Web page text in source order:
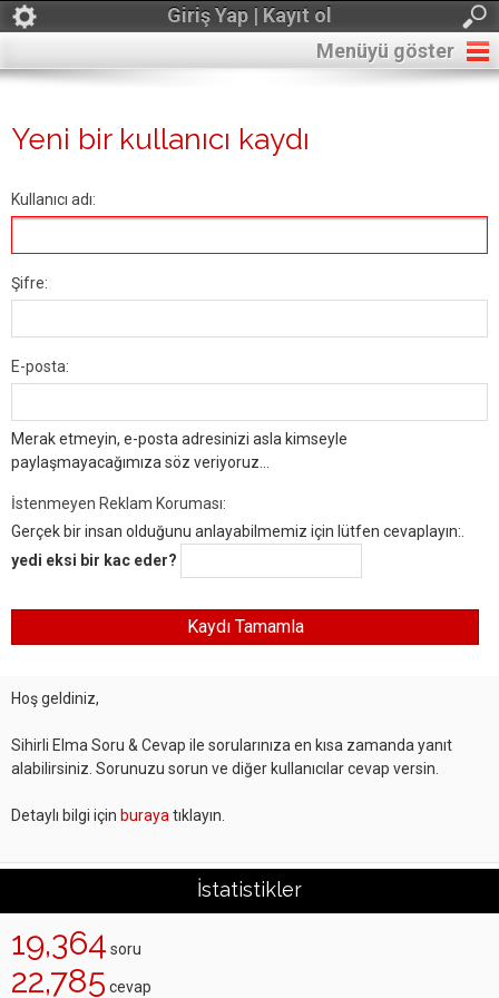
Giriş Yap | Kayıt ol
Menüyü göster
Yeni bir kullanıcı kaydı
Kullanıcı adı:
Şifre:
E-posta:
Merak etmeyin, e-posta adresinizi asla kimseyle
paylaşmayacağımıza söz veriyoruz...
İstenmeyen Reklam Koruması:
Gerçek bir insan olduğunu anlayabilmemiz için lütfen cevaplayın:.
yedi eksi bir kac eder?
Hoş geldiniz,
Sihirli Elma Soru & Cevap ile sorularınıza en kısa zamanda yanıt
alabilirsiniz. Sorunuzu sorun ve diğer kullanıcılar cevap versin.
Detaylı bilgi için buraya tıklayın.
İstatistikler
19,364 soru
22,785 cevap